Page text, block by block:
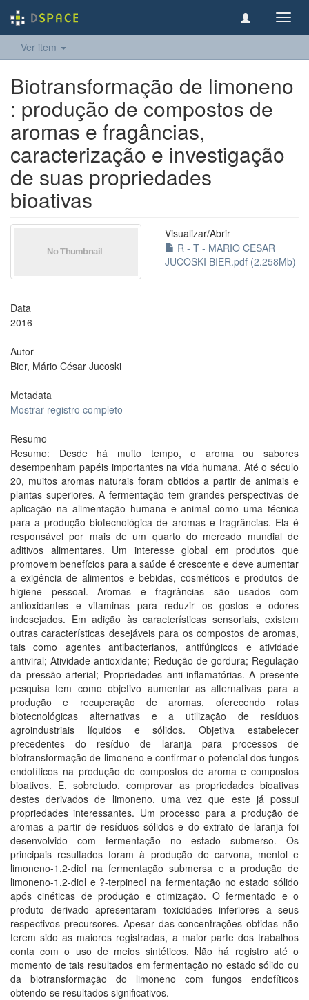
Ver item
Biotransformação de limoneno
: produção de compostos de
aromas e fragâncias,
caracterização e investigação
de suas propriedades
bioativas
Visualizar/Abrir
R - T - MARIO CESAR
JUCOSKI BIER.pdf (2.258Mb)
Data
2016
Autor
Bier, Mário César Jucoski
Metadata
Mostrar registro completo
Resumo
Resumo: Desde há muito tempo, o aroma ou sabores
desempenham papéis importantes na vida humana. Até o século
20, muitos aromas naturais foram obtidos a partir de animais e
plantas superiores. A fermentação tem grandes perspectivas de
aplicação na alimentação humana e animal como uma técnica
para a produção biotecnológica de aromas e fragrâncias. Ela é
responsável por mais de um quarto do mercado mundial de
aditivos alimentares. Um interesse global em produtos que
promovem benefícios para a saúde é crescente e deve aumentar
a exigência de alimentos e bebidas, cosméticos e produtos de
higiene pessoal. Aromas e fragrâncias são usados com
antioxidantes e vitaminas para reduzir os gostos e odores
indesejados. Em adição às características sensoriais, existem
outras características desejáveis para os compostos de aromas,
tais como agentes antibacterianos, antifúngicos e atividade
antiviral; Atividade antioxidante; Redução de gordura; Regulação
da pressão arterial; Propriedades anti-inflamatórias. A presente
pesquisa tem como objetivo aumentar as alternativas para a
produção e recuperação de aromas, oferecendo rotas
biotecnológicas alternativas e a utilização de resíduos
agroindustriais líquidos e sólidos. Objetiva estabelecer
precedentes do resíduo de laranja para processos de
biotransformação de limoneno e confirmar o potencial dos fungos
endofíticos na produção de compostos de aroma e compostos
bioativos. E, sobretudo, comprovar as propriedades bioativas
destes derivados de limoneno, uma vez que este já possui
propriedades interessantes. Um processo para a produção de
aromas a partir de resíduos sólidos e do extrato de laranja foi
desenvolvido com fermentação no estado submerso. Os
principais resultados foram à produção de carvona, mentol e
limoneno-1,2-diol na fermentação submersa e a produção de
limoneno-1,2-diol e ?-terpineol na fermentação no estado sólido
após cinéticas de produção e otimização. O fermentado e o
produto derivado apresentaram toxicidades inferiores a seus
respectivos precursores. Apesar das concentrações obtidas não
terem sido as maiores registradas, a maior parte dos trabalhos
conta com o uso de meios sintéticos. Não há registro até o
momento de tais resultados em fermentação no estado sólido ou
da biotransformação do limoneno com fungos endofíticos
obtendo-se resultados significativos.